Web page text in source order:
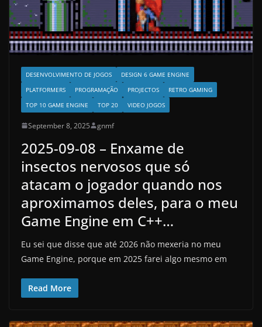
DESENVOLVIMENTO DE JOGOS
DESIGN 6 GAME ENGINE
PLATFORMERS
PROGRAMAÇÃO PROJECTOS
RETRO GAMING
TOP 10 GAME ENGINE
TOP 20 VIDEO JOGOS
September 8, 2025 gnmf
2025-09-08 – Enxame de
insectos nervosos que só
atacam o jogador quando nos
aproximamos deles, para o meu
Game Engine em C++…
Eu sei que disse que até 2026 não mexeria no meu
Game Engine, porque em 2025 farei algo mesmo em
Read More